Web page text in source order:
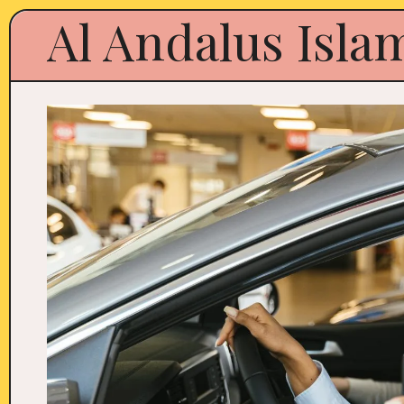
Skip
contentAl Andalus